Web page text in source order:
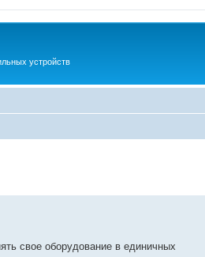
устройств
свое оборудование в единичных